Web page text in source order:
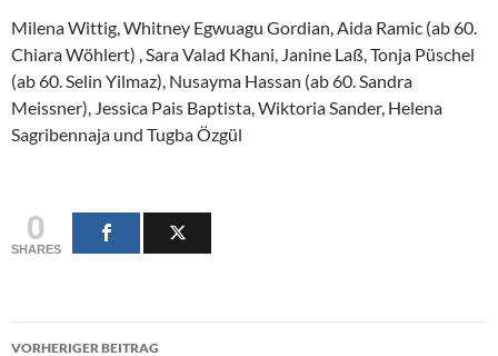
Milena Wittig, Whitney Egwuagu Gordian, Aida Ramic (ab 60.
Chiara Wöhlert) , Sara Valad Khani, Janine Laß, Tonja Püschel
(ab 60. Selin Yilmaz), Nusayma Hassan (ab 60. Sandra
Meissner), Jessica Pais Baptista, Wiktoria Sander, Helena
Sagribennaja und Tugba Özgül
0
SHARES
Beitragsnavigation
VORHERIGER BEITRAG